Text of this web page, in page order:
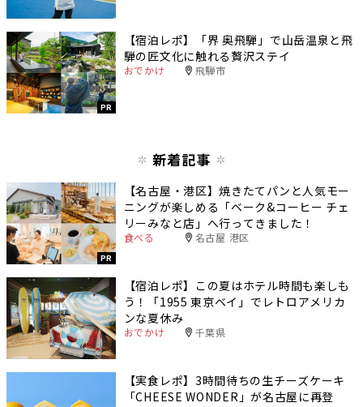
PR
【宿泊レポ】「界 奥飛騨」で山岳温泉と飛
騨の匠文化に触れる贅沢ステイ
おでかけ 飛騨市
新着記事
PR
【名古屋・港区】焼きたてパンと人気モー
ニングが楽しめる「ベーク&コーヒー チェ
リーみなと店」へ行ってきました！
食べる 名古屋 港区
【宿泊レポ】この夏はホテル時間も楽しも
う！「1955 東京ベイ」でレトロアメリカ
ンな夏休み
おでかけ 千葉県
【実食レポ】3時間待ちの生チーズケーキ
「CHEESE WONDER」が名古屋に再登